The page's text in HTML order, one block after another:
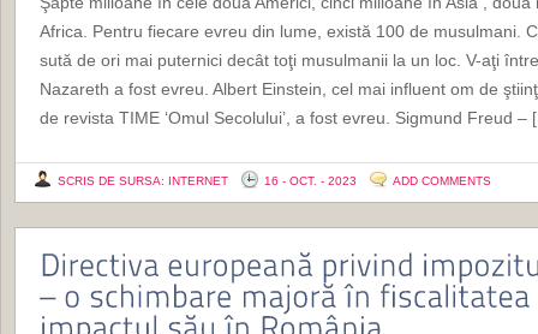
Africa. Pentru fiecare evreu din lume, există 100 de musulmani.
sută de ori mai puternici decât toţi musulmanii la un loc. V-aţi
Nazareth a fost evreu. Albert Einstein, cel mai influent om de
de revista TIME ‘Omul Secolului’, a fost evreu. Sigmund Freud
SCRIS DE SURSA: INTERNET 16 - OCT. - 2023 ADD COMMENTS